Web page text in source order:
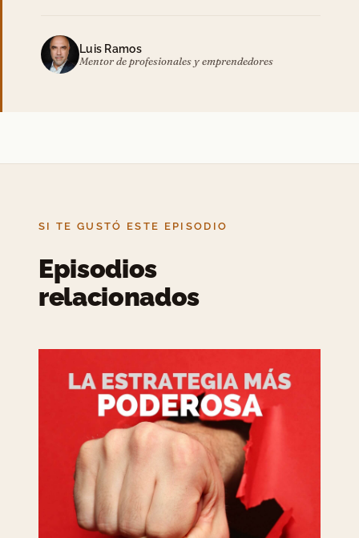
Luis Ramos
Mentor de profesionales y emprendedores
SI TE GUSTÓ ESTE EPISODIO
Episodios
relacionados